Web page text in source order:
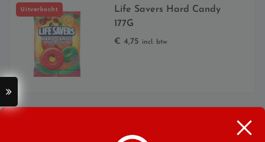
Uitverkocht
Life Savers Hard Candy
177G
€ 4,75 incl. btw